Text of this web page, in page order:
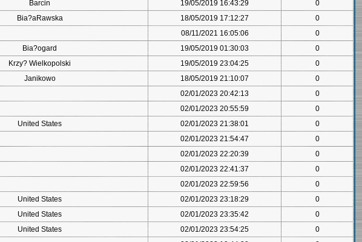
Barcin 19/05/2019 16:43:29
0
Bia?aRawska 18/05/2019 17:12:27
0
08/11/2021 16:05:06
0
Bia?ogard 19/05/2019 01:30:03
0
Krzy? Wielkopolski 19/05/2019 23:04:25
0
Janikowo 18/05/2019 21:10:07
0
02/01/2023 20:42:13
0
02/01/2023 20:55:59
0
United States 02/01/2023 21:38:01
0
02/01/2023 21:54:47
0
02/01/2023 22:20:39
0
02/01/2023 22:41:37
0
02/01/2023 22:59:56
0
United States 02/01/2023 23:18:29
0
United States 02/01/2023 23:35:42
0
United States 02/01/2023 23:54:25
0